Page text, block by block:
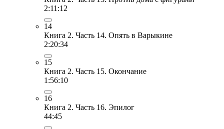
2:11:12
14
Книга 2. Часть 14. Опять в Варыкине
2:20:34
15
Книга 2. Часть 15. Окончание
1:56:10
16
Книга 2. Часть 16. Эпилог
44:45